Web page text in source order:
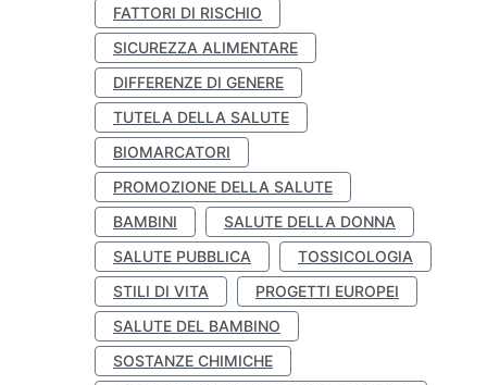
FATTORI DI RISCHIO
SICUREZZA ALIMENTARE
DIFFERENZE DI GENERE
TUTELA DELLA SALUTE
BIOMARCATORI
PROMOZIONE DELLA SALUTE
BAMBINI
SALUTE DELLA DONNA
SALUTE PUBBLICA
TOSSICOLOGIA
STILI DI VITA
PROGETTI EUROPEI
SALUTE DEL BAMBINO
SOSTANZE CHIMICHE